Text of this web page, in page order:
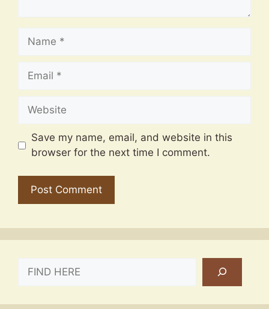
Name
Email
Website
Save my name, email, and website in this
browser for the next time I comment.